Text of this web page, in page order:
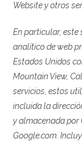
Website y otros
En particular, este
analítico de web
Estados Unidos
Mountain View,
servicios, estos
incluida la
y almacenada por
Google.com.